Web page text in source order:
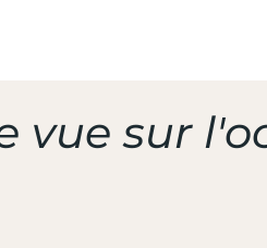
vue sur